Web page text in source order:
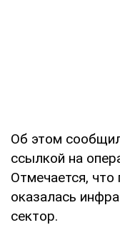
Об этом
ссылкой на
Отмечается,
оказалась
сектор.